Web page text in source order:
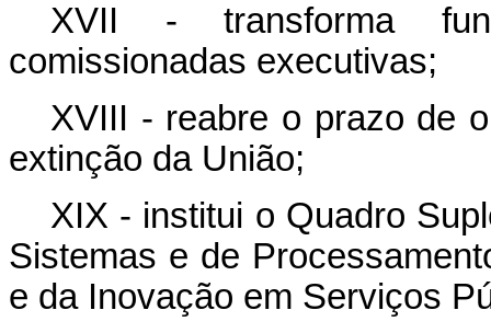
XVII - transforma
comissionadas executivas;
XVIII - reabre o prazo de
extinção da União;
XIX - institui o Quadro
Sistemas e de
e da Inovação em Serviços